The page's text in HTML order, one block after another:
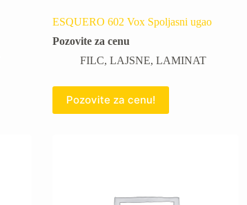
ESQUERO 602 Vox Spoljasni ugao
Pozovite za cenu
FILC, LAJSNE, LAMINAT
Pozovite za cenu!